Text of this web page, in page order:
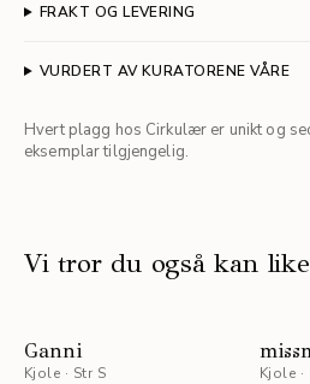
FRAKT OG LEVERING
VURDERT AV KURATORENE VÅRE
Hvert plagg hos Cirkulær er unikt og
eksemplar tilgjengelig.
Vi tror du også kan like
Ganni
Kjole · Str S Kjole ·